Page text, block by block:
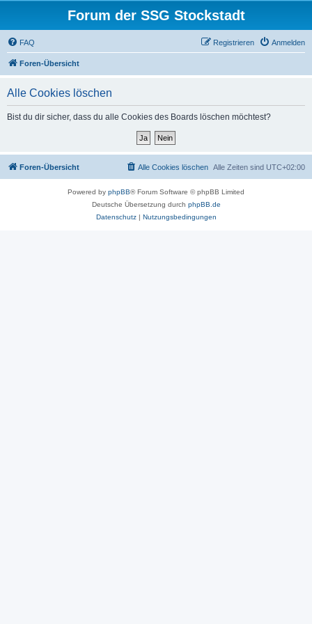
Forum der SSG Stockstadt
FAQ Anmelden
Registrieren
Foren-Übersicht
Alle Cookies löschen
Bist du dir sicher, dass du alle Cookies des Boards löschen möchtest?
Foren-Übersicht Alle Zeiten sind UTC+02:00
Alle Cookies löschen
Powered by phpBB® Forum Software © phpBB Limited
Deutsche Übersetzung durch phpBB.de
Datenschutz| Nutzungsbedingungen